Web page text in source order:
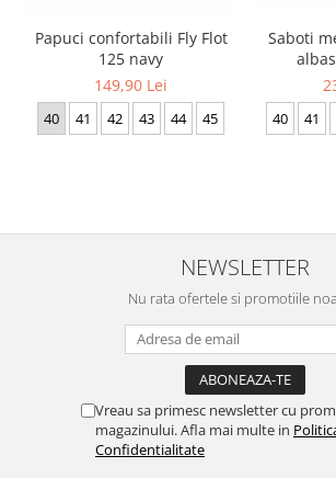
Papuci confortabili Fly Flot
125 navy
149,90 Lei
40 41 42 43 44 45
Saboti
40 41
NEWSLETTER
Nu rata ofertele si promotiile
Vreau sa primesc newsletter cu
magazinului. Afla mai multe in
Confidentialitate